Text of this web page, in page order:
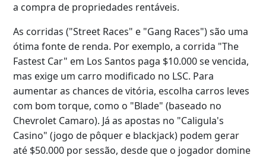
a compra de propriedades rentáveis.
As corridas ("Street Races" e "Gang Races") são uma
ótima fonte de renda. Por exemplo, a corrida "The
Fastest Car" em Los Santos paga $10.000 se vencida,
mas exige um carro modificado no LSC. Para
aumentar as chances de vitória, escolha carros leves
com bom torque, como o "Blade" (baseado no
Chevrolet Camaro). Já as apostas no "Caligula's
Casino" (jogo de pôquer e blackjack) podem gerar
até $50.000 por sessão, desde que o jogador domine